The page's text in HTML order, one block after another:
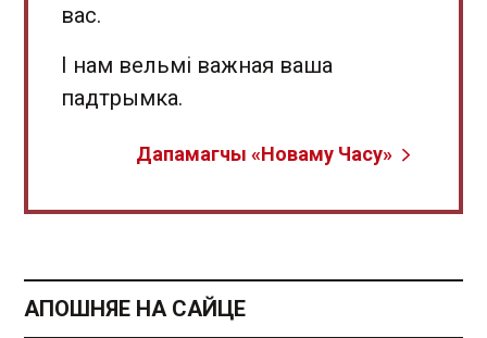
вас.
І нам вельмі важная ваша
падтрымка.
Дапамагчы «Новаму Часу»
АПОШНЯЕ НА САЙЦЕ